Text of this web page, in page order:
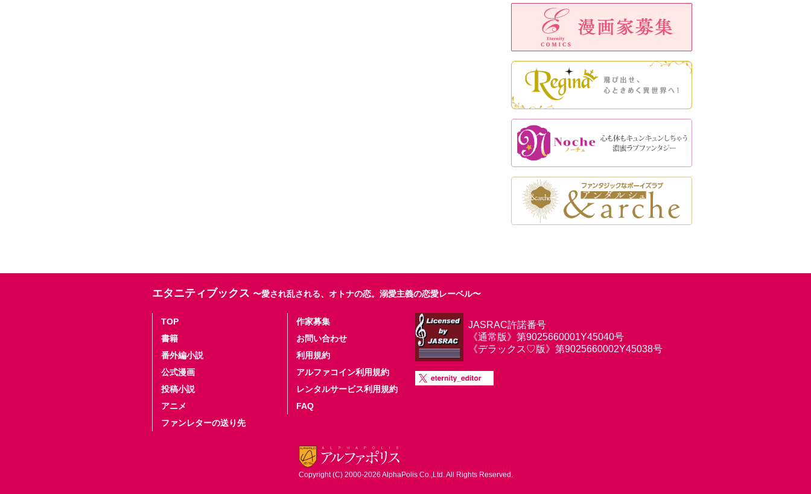
エタニティブックス 〜愛され乱される、オトナの恋。溺愛主義の恋愛レーベル〜
TOP
書籍
番外編小説
公式漫画
投稿小説
アニメ
ファンレターの送り先
作家募集
お問い合わせ
利用規約
アルファコイン利用規約
レンタルサービス利用規約
FAQ
JASRAC許諾番号
《通常版》第9025660001Y45040号
《デラックス♡版》第9025660002Y45038号
Copyright (C) 2000-2026 AlphaPolis Co.,Ltd. All Rights Reserved.